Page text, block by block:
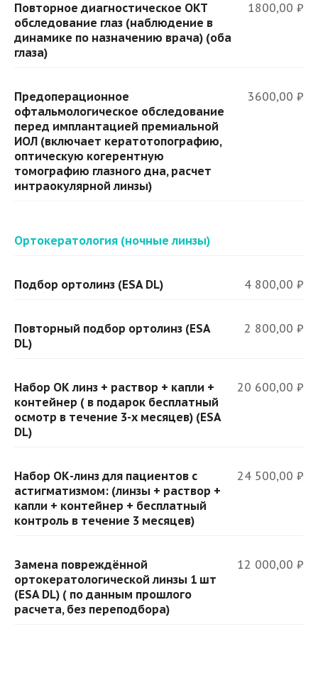
Повторное диагностическое ОКТ
обследование глаз (наблюдение в
динамике по назначению врача) (оба
глаза)
1800,00 ₽
Предоперационное
офтальмологическое обследование
перед имплантацией премиальной
ИОЛ (включает кератотопографию,
оптическую когерентную
томографию глазного дна, расчет
интраокулярной линзы)
3600,00 ₽
Ортокератология (ночные линзы)
Подбор ортолинз (ESA DL) 4 800,00 ₽
Повторный подбор ортолинз (ESA
DL)
2 800,00 ₽
Набор ОК линз + раствор + капли +
контейнер ( в подарок бесплатный
осмотр в течение 3-х месяцев) (ESA
DL)
20 600,00 ₽
Набор ОК-линз для пациентов с
астигматизмом: (линзы + раствор +
капли + контейнер + бесплатный
контроль в течение 3 месяцев)
24 500,00 ₽
Замена повреждённой
ортокератологической линзы 1 шт
(ESA DL) ( по данным прошлого
расчета, без переподбора)
12 000,00 ₽